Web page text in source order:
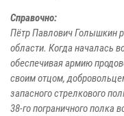
Справочно:
Пётр Павлович Голышкин
области. Когда началась
обеспечивая армию
своим отцом,
запасного стрелкового
38-го пограничного